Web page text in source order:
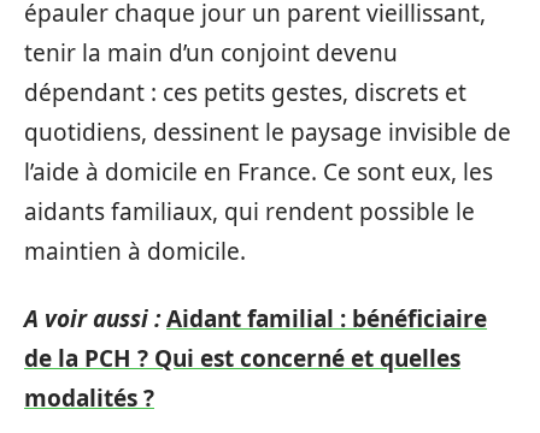
épauler chaque jour un parent vieillissant,
tenir la main d’un conjoint devenu
dépendant : ces petits gestes, discrets et
quotidiens, dessinent le paysage invisible de
l’aide à domicile en France. Ce sont eux, les
aidants familiaux, qui rendent possible le
maintien à domicile.
A voir aussi :Aidant familial : bénéficiaire
de la PCH ? Qui est concerné et quelles
modalités ?